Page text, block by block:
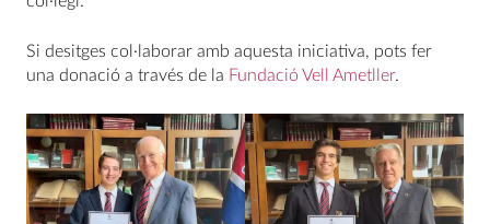
Si desitges col·laborar amb aquesta iniciativa, pots fer
una donació a través de la Fundació Vell Ametller.